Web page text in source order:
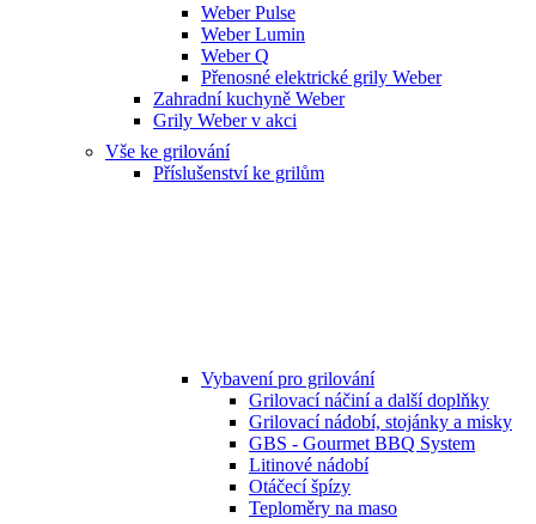
Weber Pulse
Weber Lumin
Weber Q
Přenosné elektrické grily Weber
Zahradní kuchyně Weber
Grily Weber v akci
Vše ke grilování
Příslušenství ke grilům
Vybavení pro grilování
Grilovací náčiní a další doplňky
Grilovací nádobí, stojánky a misky
GBS - Gourmet BBQ System
Litinové nádobí
Otáčecí špízy
Teploměry na maso